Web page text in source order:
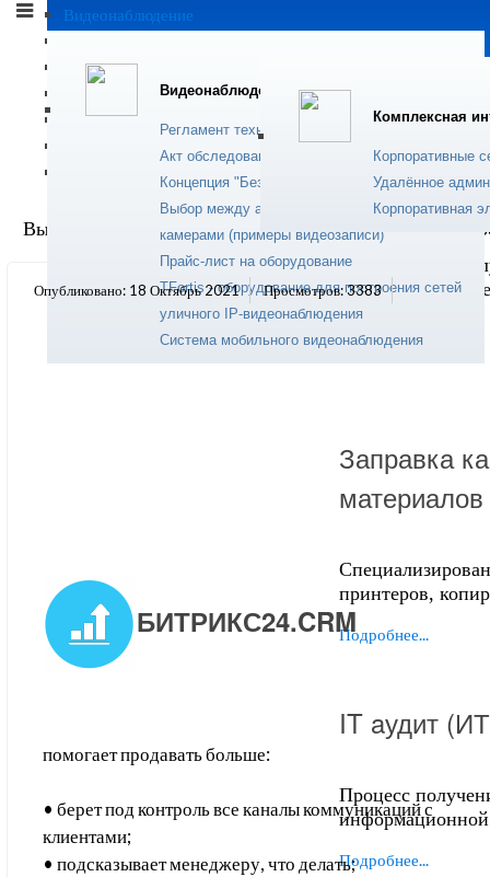
Подробнее...
Ремонт
Техническое
ноутбуков и
Заправка
материалов
принтеров,
Подробнее...
IT aудит
Процесс
информационной
Подробнее...
Видеонаблюдение
Видеонаблюдение
Регламент технического обслуживания
Акт обследования объекта (видеонаблюдение)
Концепция "Безопасный город"
Выбор между аналоговой и цифровой (IP)
камерами (примеры видеозаписи)
Прайс-лист на оборудование
TFortis - оборудование для построения сетей
уличного IP-видеонаблюдения
Система мобильного видеонаблюдения
Комплексная
Корпоративные
Удалённое
Корпоративная
IP телефония
Сервисные услуги
Программное обеспечение
Монтажные работы
Солнечная энергетика
Вы здесь: Главная Сервисные услуги Внедрение и
Опубликовано: 18 Октябрь 2021 Просмотров: 3383
БИТРИКС24.CRM
помогает продавать больше:
• берет под контроль все каналы коммуникаций с
клиентами;
• подсказывает менеджеру, что делать;